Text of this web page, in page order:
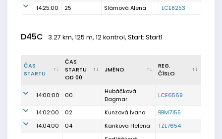
14:25:00
25 Slámová Alena LCE8253
D45C 3.27 km, 125 m, 12 kontrol, Start: Start1
ČAS
STARTU
ČAS
STARTU
OD 00
JMÉNO
REG.
ČÍSLO
14:00:00 00
Hubáčková
Dagmar
LCE6569
14:02:00 02 Kunzová Ivana
BBM7155
14:04:00
04 Kankova Helena
TZL7654